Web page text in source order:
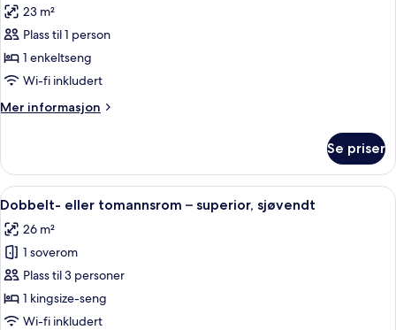
bakgårdsutsikt
bildene
av
Enkeltrom
–
classic,
tilgjengelighetstilpasset,
23 m²
Plass til 1 person
1 enkeltseng
Wi-fi inkludert
Mer informasjon
Mer
–
classic,
tilgjengelighetstilpasset,
Se priser
Åpne
alle
bildene
av
Dobbelt-
eller
tomannsrom
Dobbelt- eller tomannsrom –
9
Dobbelt- eller tomannsrom – superior, sjøvendt
26 m²
1 soverom
Plass til 3 personer
1 kingsize-seng
Wi-fi inkludert